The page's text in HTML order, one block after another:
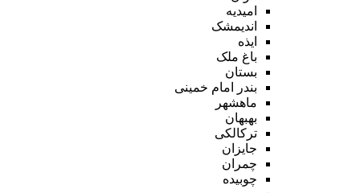
امیدیه
اندیمشک
ایذه
باغ ملک
بستان
بندر امام خمینی
ماهشهر
بهبهان
ترکالکی
جایزان
چمران
چوبیده